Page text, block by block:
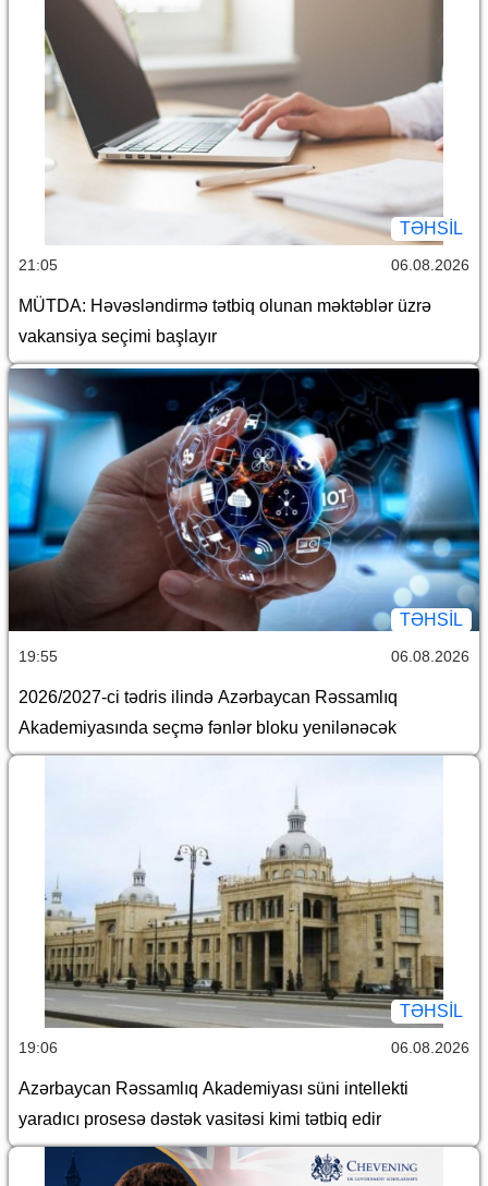
TƏHSIL
21:05 06.08.2026
MÜTDA: Həvəsləndirmə tətbiq olunan məktəblər üzrə
vakansiya seçimi başlayır
TƏHSIL
19:55 06.08.2026
2026/2027-ci tədris ilində Azərbaycan Rəssamlıq
Akademiyasında seçmə fənlər bloku yenilənəcək
TƏHSIL
19:06 06.08.2026
Azərbaycan Rəssamlıq Akademiyası süni intellekti
yaradıcı prosesə dəstək vasitəsi kimi tətbiq edir